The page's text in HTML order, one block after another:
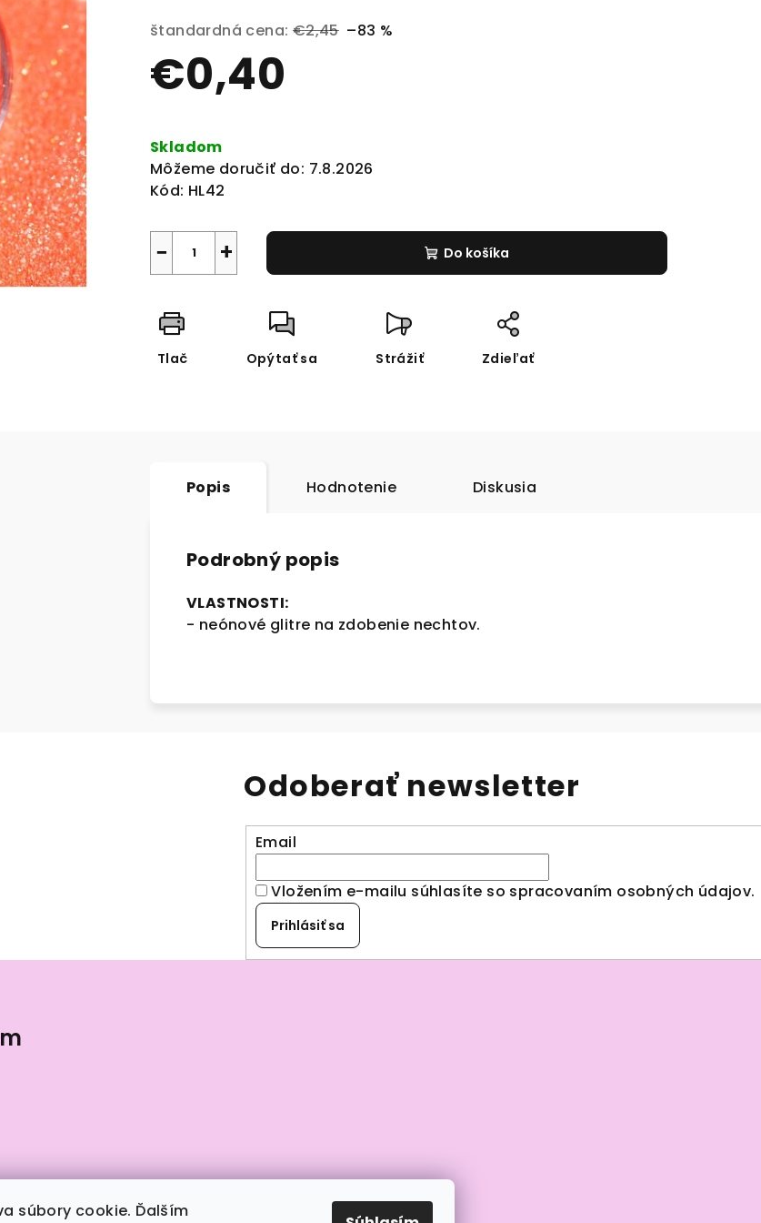
súbory cookie. Ďalším
z
5
hviezdičiek.
štandardná cena: €2,45 –83 %
€0,40
cena:
Skladom
Môžeme doručiť do: 7.8.2026
Kód: HL42
+
− Do košíka
Tlač Opýtať sa Strážiť Zdieľať
Popis Hodnotenie Diskusia
Podrobný popis
VLASTNOSTI:
- neónové glitre na zdobenie nechtov.
Odoberať newsletter
Email
Vložením e-mailu súhlasíte so spracovaním osobných údajov.
Prihlásiť sa